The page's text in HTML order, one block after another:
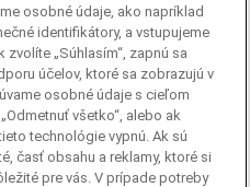
osobné údaje, ako napríklad
identifikátory, a vstupujeme
„Súhlasím“, zapnú sa
účelov, ktoré sa zobrazujú v
osobné údaje s cieľom
všetko“, alebo ak
technológie vypnú. Ak sú
časť obsahu a reklamy, ktoré si
pre vás. V prípade potreby